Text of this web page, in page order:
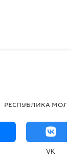
РЕСПУБЛИКА
VK